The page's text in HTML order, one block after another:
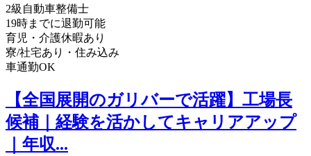
2級自動車整備士
19時までに退勤可能
育児・介護休暇あり
寮/社宅あり・住み込み
車通勤OK
【全国展開のガリバーで活躍】工場長
候補｜経験を活かしてキャリアアップ
｜年収...